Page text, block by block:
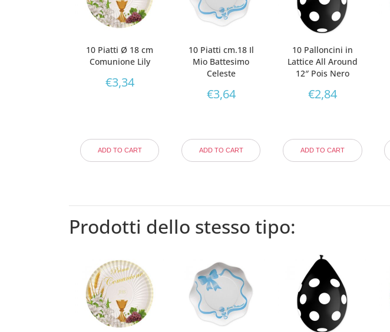
10 Piatti Ø 18 cm
Comunione Lily
€3,34
ADD TO CART
10 Piatti cm.18 Il
Mio Battesimo
Celeste
€3,64
ADD TO CART
10 Palloncini in
Lattice All Around
12″ Pois Nero
€2,84
ADD TO CART
Prodotti dello stesso tipo: